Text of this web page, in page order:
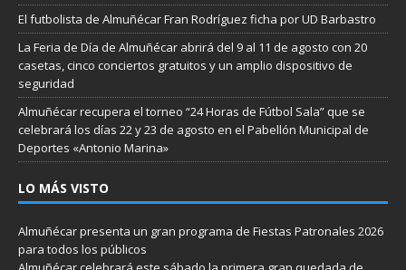
El futbolista de Almuñécar Fran Rodríguez ficha por UD Barbastro
La Feria de Día de Almuñécar abrirá del 9 al 11 de agosto con 20
casetas, cinco conciertos gratuitos y un amplio dispositivo de
seguridad
Almuñécar recupera el torneo “24 Horas de Fútbol Sala” que se
celebrará los días 22 y 23 de agosto en el Pabellón Municipal de
Deportes «Antonio Marina»
LO MÁS VISTO
Almuñécar presenta un gran programa de Fiestas Patronales 2026
para todos los públicos